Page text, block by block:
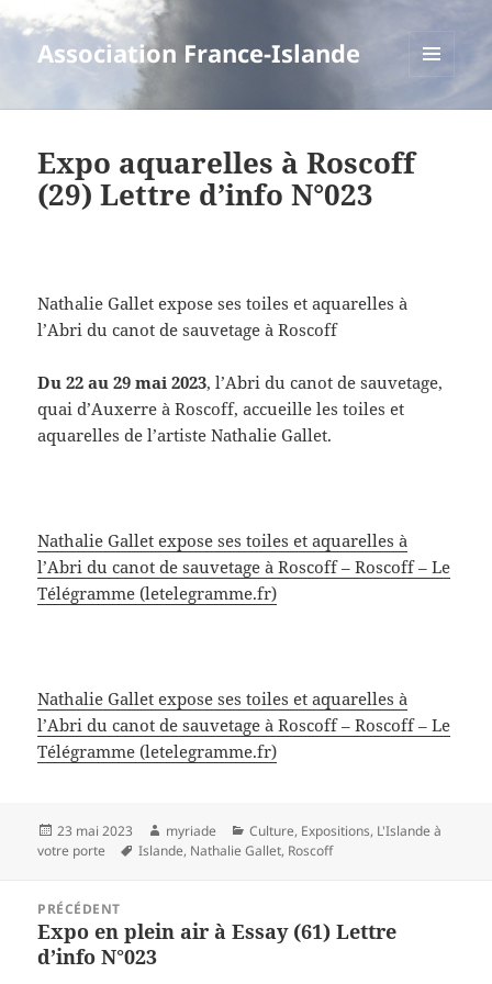
Association France-Islande
Expo aquarelles à Roscoff
(29) Lettre d’info N°023
Nathalie Gallet expose ses toiles et aquarelles à
l’Abri du canot de sauvetage à Roscoff
Du 22 au 29 mai 2023, l’Abri du canot de sauvetage,
quai d’Auxerre à Roscoff, accueille les toiles et
aquarelles de l’artiste Nathalie Gallet.
Nathalie Gallet expose ses toiles et aquarelles à
l’Abri du canot de sauvetage à Roscoff – Roscoff – Le
Télégramme (letelegramme.fr)
Nathalie Gallet expose ses toiles et aquarelles à
l’Abri du canot de sauvetage à Roscoff – Roscoff – Le
Télégramme (letelegramme.fr)
Publié
le
23 mai 2023 Auteur
myriade Catégories
Culture, Expositions, L'Islande à
votre porte
Mots-
Islande, Nathalie Gallet, Roscoff
l’article
PRÉCÉDENT
Article
précédent :
Expo en plein air à Essay (61) Lettre
d’info N°023